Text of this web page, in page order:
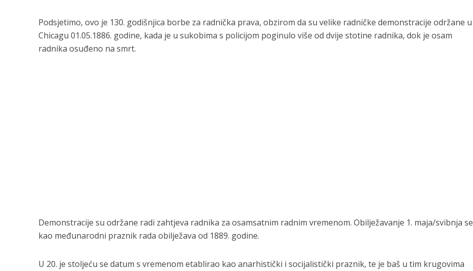
Podsjetimo, ovo je 130. godišnjica borbe za radnička prava, obzirom da su velike radničke demonstracije održane u
Chicagu 01.05.1886. godine, kada je u sukobima s policijom poginulo više od dvije stotine radnika, dok je osam
radnika osuđeno na smrt.
Demonstracije su održane radi zahtjeva radnika za osamsatnim radnim vremenom. Obilježavanje 1. maja/svibnja se
kao međunarodni praznik rada obilježava od 1889. godine.
U 20. je stoljeću se datum s vremenom etablirao kao anarhistički i socijalistički praznik, te je baš u tim krugovima